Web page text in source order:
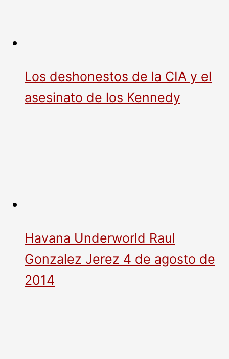
Los deshonestos de la CIA y el
asesinato de los Kennedy
Havana Underworld Raul
Gonzalez Jerez 4 de agosto de
2014